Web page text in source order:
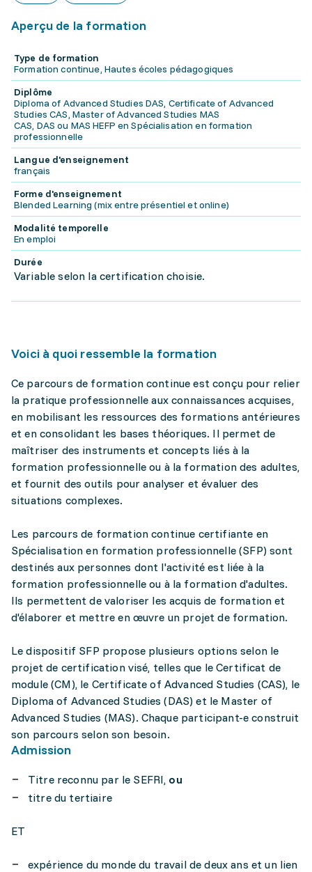
Aperçu de la formation
Type de formation
Formation continue, Hautes écoles pédagogiques
Diplôme
Diploma of Advanced Studies DAS, Certificate of Advanced
Studies CAS, Master of Advanced Studies MAS
CAS, DAS ou MAS HEFP en Spécialisation en formation
professionnelle
Langue d'enseignement
français
Forme d'enseignement
Blended Learning (mix entre présentiel et online)
Modalité temporelle
En emploi
Durée
Variable selon la certification choisie.
Voici à quoi ressemble la formation
Ce parcours de formation continue est conçu pour relier
la pratique professionnelle aux connaissances acquises,
en mobilisant les ressources des formations antérieures
et en consolidant les bases théoriques. Il permet de
maîtriser des instruments et concepts liés à la
formation professionnelle ou à la formation des adultes,
et fournit des outils pour analyser et évaluer des
situations complexes.
Les parcours de formation continue certifiante en
Spécialisation en formation professionnelle (SFP) sont
destinés aux personnes dont l'activité est liée à la
formation professionnelle ou à la formation d'adultes.
Ils permettent de valoriser les acquis de formation et
d'élaborer et mettre en œuvre un projet de formation.
Le dispositif SFP propose plusieurs options selon le
projet de certification visé, telles que le Certificat de
module (CM), le Certificate of Advanced Studies (CAS), le
Diploma of Advanced Studies (DAS) et le Master of
Advanced Studies (MAS). Chaque participant-e construit
son parcours selon son besoin.
Admission
Titre reconnu par le SEFRI, ou
titre du tertiaire
ET
expérience du monde du travail de deux ans et un lien